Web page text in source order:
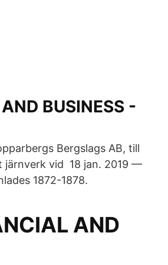
BUSINESS -
Bergslags AB, till
järnverk vid 18 jan. 2019 —
1872-1878.
AND